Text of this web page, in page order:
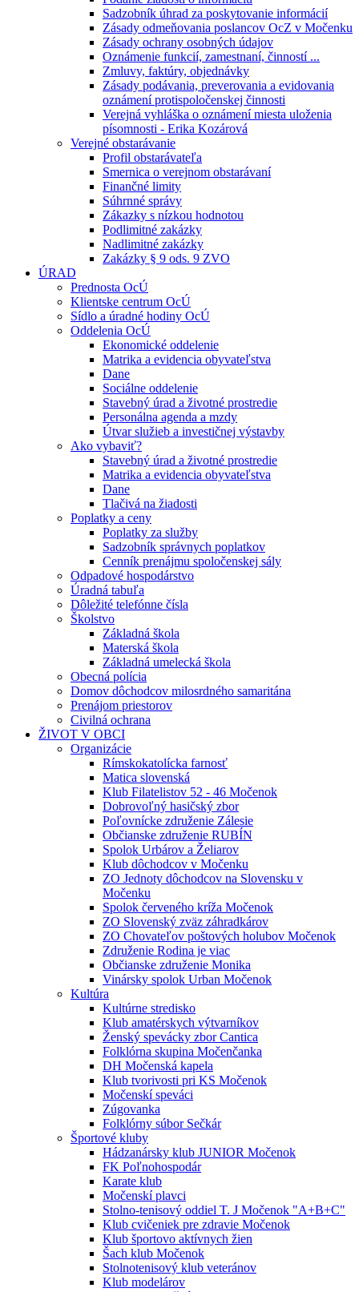
Sadzobník úhrad za poskytovanie informácií
Zásady odmeňovania poslancov OcZ v Močenku
Zásady ochrany osobných údajov
Oznámenie funkcií, zamestnaní, činností ...
Zmluvy, faktúry, objednávky
Zásady podávania, preverovania a evidovania
oznámení protispoločenskej činnosti
Verejná vyhláška o oznámení miesta uloženia
písomnosti - Erika Kozárová
Verejné obstarávanie
Profil obstarávateľa
Smernica o verejnom obstarávaní
Finančné limity
Súhrnné správy
Zákazky s nízkou hodnotou
Podlimitné zakázky
Nadlimitné zakázky
Zakázky § 9 ods. 9 ZVO
ÚRAD
Prednosta OcÚ
Klientske centrum OcÚ
Sídlo a úradné hodiny OcÚ
Oddelenia OcÚ
Ekonomické oddelenie
Matrika a evidencia obyvateľstva
Dane
Sociálne oddelenie
Stavebný úrad a životné prostredie
Personálna agenda a mzdy
Útvar služieb a investičnej výstavby
Ako vybaviť?
Stavebný úrad a životné prostredie
Matrika a evidencia obyvateľstva
Dane
Tlačivá na žiadosti
Poplatky a ceny
Poplatky za služby
Sadzobník správnych poplatkov
Cenník prenájmu spoločenskej sály
Odpadové hospodárstvo
Úradná tabuľa
Dôležité telefónne čísla
Školstvo
Základná škola
Materská škola
Základná umelecká škola
Obecná polícia
Domov dôchodcov milosrdného samaritána
Prenájom priestorov
Civilná ochrana
ŽIVOT V OBCI
Organizácie
Rímskokatolícka farnosť
Matica slovenská
Klub Filatelistov 52 - 46 Močenok
Dobrovoľný hasičský zbor
Poľovnícke združenie Zálesie
Občianske združenie RUBÍN
Spolok Urbárov a Želiarov
Klub dôchodcov v Močenku
ZO Jednoty dôchodcov na Slovensku v
Močenku
Spolok červeného kríža Močenok
ZO Slovenský zväz záhradkárov
ZO Chovateľov poštových holubov Močenok
Združenie Rodina je viac
Občianske združenie Monika
Vinársky spolok Urban Močenok
Kultúra
Kultúrne stredisko
Klub amatérskych výtvarníkov
Ženský spevácky zbor Cantica
Folklórna skupina Močenčanka
DH Močenská kapela
Klub tvorivosti pri KS Močenok
Močenskí speváci
Zúgovanka
Folklórny súbor Sečkár
Športové kluby
Hádzanársky klub JUNIOR Močenok
FK Poľnohospodár
Karate klub
Močenskí plavci
Stolno-tenisový oddiel T. J Močenok "A+B+C"
Klub cvičeniek pre zdravie Močenok
Klub športovo aktívnych žien
Šach klub Močenok
Stolnotenisový klub veteránov
Klub modelárov